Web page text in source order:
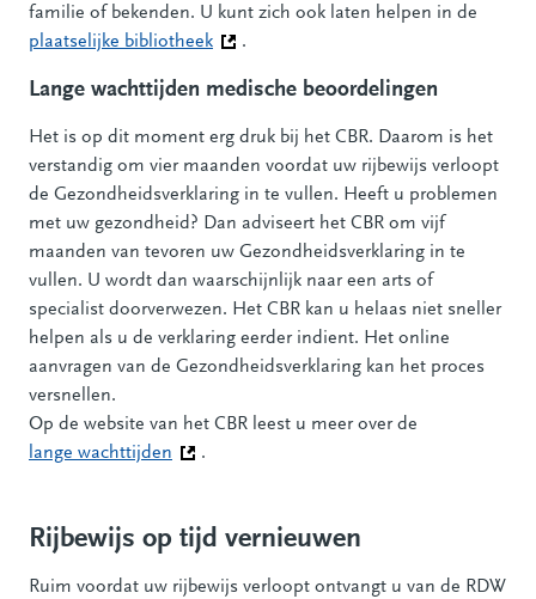
familie of bekenden. U kunt zich ook laten helpen in de
plaatselijke bibliotheek (Deze link gaat naar een andere
.
Lange wachttijden medische beoordelingen
Het is op dit moment erg druk bij het CBR. Daarom is het
verstandig om vier maanden voordat uw rijbewijs verloopt
de Gezondheidsverklaring in te vullen. Heeft u problemen
met uw gezondheid? Dan adviseert het CBR om vijf
maanden van tevoren uw Gezondheidsverklaring in te
vullen. U wordt dan waarschijnlijk naar een arts of
specialist doorverwezen. Het CBR kan u helaas niet sneller
helpen als u de verklaring eerder indient. Het online
aanvragen van de Gezondheidsverklaring kan het proces
versnellen.
Op de website van het CBR leest u meer over de
lange wachttijden (Deze link gaat naar een andere website)
.
Rijbewijs op tijd vernieuwen
Ruim voordat uw rijbewijs verloopt ontvangt u van de RDW